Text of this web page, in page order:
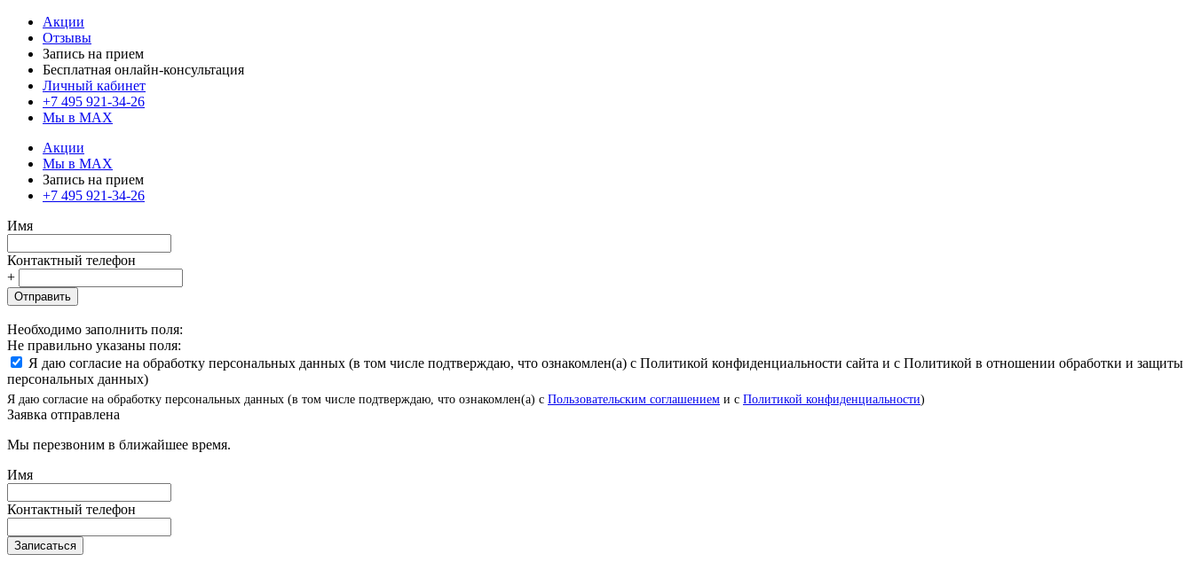
Акции
Отзывы
Запись на прием
Бесплатная онлайн-консультация
Личный кабинет
+7 495 921-34-26
Мы в MAX
Акции
Мы в MAX
Запись на прием
+7 495 921-34-26
Имя
Контактный телефон
+
Отправить
Необходимо заполнить поля:
Не правильно указаны поля:
Я даю согласие на обработку персональных данных (в том числе подтверждаю, что ознакомлен(а) с Политикой конфиденциальности сайта и с Политикой в отношении обработки и защиты
персональных данных)
Я даю согласие на обработку персональных данных (в том числе подтверждаю, что ознакомлен(а) с Пользовательским соглашением и с Политикой конфиденциальности)
Заявка отправлена
Мы перезвоним в ближайшее время.
Имя
Контактный телефон
Записаться